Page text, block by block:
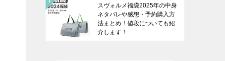
スヴォルメ福袋2025年の中身
ネタバレや感想・予約購入方
法まとめ！値段についても紹
介します！